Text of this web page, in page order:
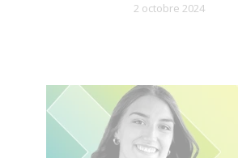
2 octobre 2024